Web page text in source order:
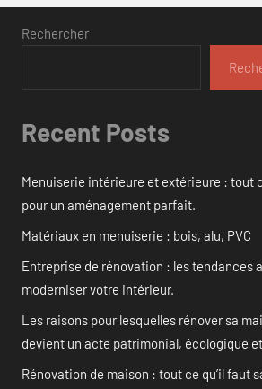
Rechercher
Recent Posts
Menuiserie intérieure et extérieure : tout
pour un aménagement parfait.
Matériaux en menuiserie : bois, alu, PVC
Entreprise de rénovation : les tendances
moderniser votre intérieur.
Les raisons pour lesquelles rénover sa
devient un acte patrimonial, écologique
Rénovation de maison : tout ce qu’il faut